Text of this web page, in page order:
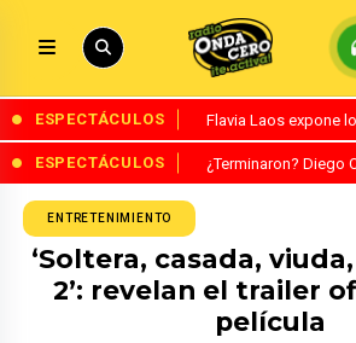
ESPECTÁCULOS Flavia Laos expone
ESPECTÁCULOS ¿Terminaron? Diego
ENTRETENIMIENTO
‘Soltera, casada,
2’: revelan el trailer
película